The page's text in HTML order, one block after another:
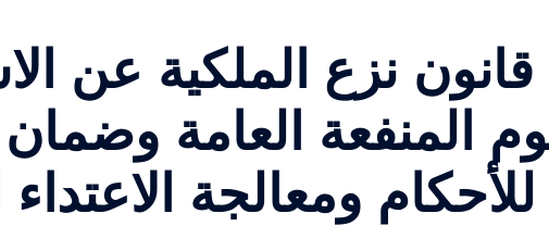
نزع الملكية عن
المنفعة العامة وضمان
ومعالجة